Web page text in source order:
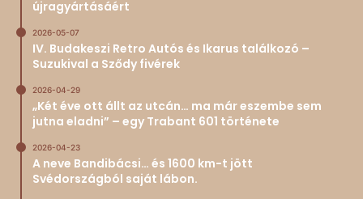
újragyártásáért
2026-05-07
IV. Budakeszi Retro Autós és Ikarus találkozó –
Suzukival a Sződy fivérek
2026-04-29
„Két éve ott állt az utcán… ma már eszembe sem
jutna eladni” – egy Trabant 601 története
2026-04-23
A neve Bandibácsi… és 1600 km-t jött
Svédországból saját lábon.